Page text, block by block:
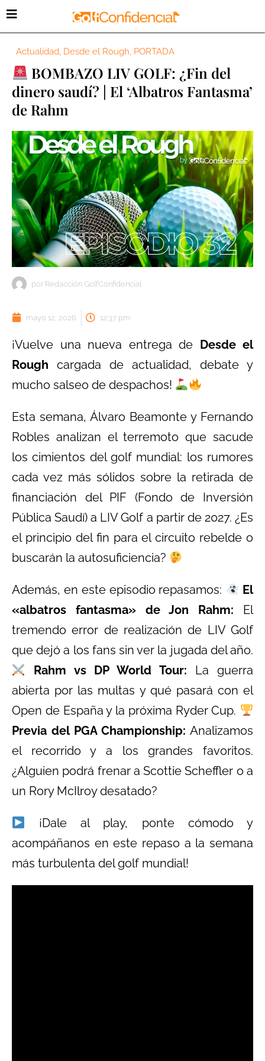
Actualidad, Desde el Rough, PORTADA
BOMBAZO LIV GOLF: ¿Fin del
dinero saudí? | El ‘Albatros Fantasma’
de Rahm
por Redacción GolfConfidencial
mayo 12, 2026 12:37 pm
¡Vuelve una nueva entrega de Desde el
Rough cargada de actualidad, debate y
mucho salseo de despachos!
Esta semana, Álvaro Beamonte y Fernando
Robles analizan el terremoto que sacude
los cimientos del golf mundial: los rumores
cada vez más sólidos sobre la retirada de
financiación del PIF (Fondo de Inversión
Pública Saudí) a LIV Golf a partir de 2027. ¿Es
el principio del fin para el circuito rebelde o
buscarán la autosuficiencia?
Además, en este episodio repasamos:
El
«albatros fantasma» de Jon Rahm: El
tremendo error de realización de LIV Golf
que dejó a los fans sin ver la jugada del año.
Rahm vs DP World Tour: La guerra
abierta por las multas y qué pasará con el
Open de España y la próxima Ryder Cup.
Previa del PGA Championship: Analizamos
el recorrido y a los grandes favoritos.
¿Alguien podrá frenar a Scottie Scheffler o a
un Rory McIlroy desatado?
¡Dale al play, ponte cómodo y
acompáñanos en este repaso a la semana
más turbulenta del golf mundial!